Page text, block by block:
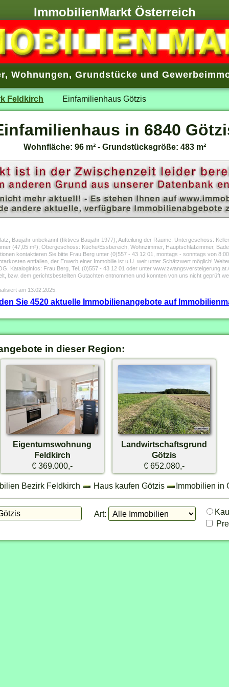
ImmobilienMarkt Österreich
, Wohnungen, Grundstücke und
Feldkirch Einfamilienhaus Götzis
in 6840
Wohnfläche: 96 m² - Grundstücksgröße: 483 m²
Baujahr unbekannt (fiktives Baujahr 1977); Aufteilung der Räume: Untergeschoss:
(47,05 m²); Obergeschoss: Küche/Essbereich, Wohnzimmer, Hauptschlafzimmer,
kontaktieren Sie bitte Frau Berg unter (0)557 - 43 12 01, montags - sonntags von
entfallen, der Erwerb einer Immobilie ist u.U. weit unter Schätzwert möglich!
Kataloginfos: Frau Berg, Tel. (0)557 - 43 12 01 oder unter www.zwangsversteigerung.at
bzw. dem gerichtsbestellten Gutachten entnommen und konnten von uns nicht geprüft
am 13.02.2025.
Sie 4520 aktuelle Immobilienangebote auf
in dieser Region:
Eigentumswohnung
Feldkirch
€ 369.000,-
Landwirtschaftsgrund
Götzis
€ 652.080,-
Bezirk Feldkirch Haus kaufen Götzis Immobilien in
Art: